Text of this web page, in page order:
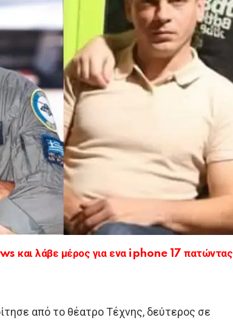
και λάβε μέρος για ενα iphone 17 πατώντας
από το θέατρο Τέχνης, δεύτερος σε